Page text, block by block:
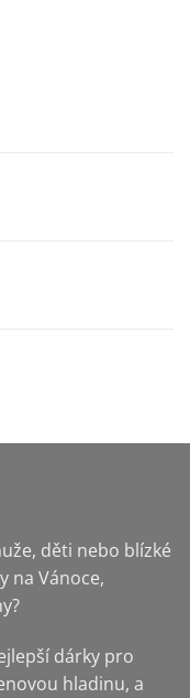
děti nebo blízké
na Vánoce,
dárky pro
hladinu, a